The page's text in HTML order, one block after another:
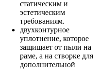
статическим и
эстетическим
требованиям.
двухконтурное
уплотнение, которое
защищает от пыли на
раме, а на створке для
дополнительной